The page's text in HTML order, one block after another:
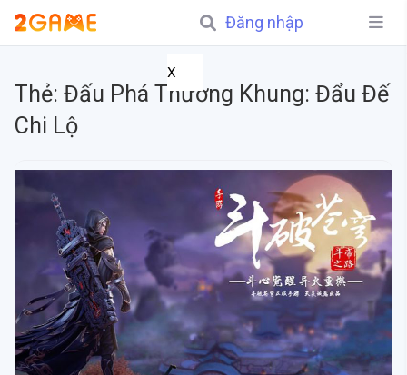
Đăng nhập
X
Thẻ: Đấu Phá Thương Khung: Đẩu Đế
Chi Lộ